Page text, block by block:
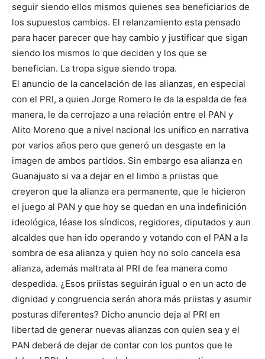
seguir siendo ellos mismos quienes sea beneficiarios de
los supuestos cambios. El relanzamiento esta pensado
para hacer parecer que hay cambio y justificar que sigan
siendo los mismos lo que deciden y los que se
benefician. La tropa sigue siendo tropa.
El anuncio de la cancelación de las alianzas, en especial
con el PRI, a quien Jorge Romero le da la espalda de fea
manera, le da cerrojazo a una relación entre el PAN y
Alito Moreno que a nivel nacional los unifico en narrativa
por varios años pero que generó un desgaste en la
imagen de ambos partidos. Sin embargo esa alianza en
Guanajuato si va a dejar en el limbo a priistas que
creyeron que la alianza era permanente, que le hicieron
el juego al PAN y que hoy se quedan en una indefinición
ideológica, léase los síndicos, regidores, diputados y aun
alcaldes que han ido operando y votando con el PAN a la
sombra de esa alianza y quien hoy no solo cancela esa
alianza, además maltrata al PRI de fea manera como
despedida. ¿Esos priistas seguirán igual o en un acto de
dignidad y congruencia serán ahora más priistas y asumir
posturas diferentes? Dicho anuncio deja al PRI en
libertad de generar nuevas alianzas con quien sea y el
PAN deberá de dejar de contar con los puntos que le